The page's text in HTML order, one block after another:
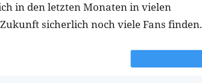
in den letzten Monaten in vielen
sicherlich noch viele Fans finden.